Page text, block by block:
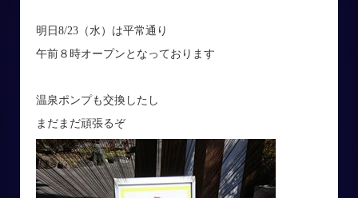
明日8/23（水）は平常通り
午前８時オープンとなっております
温泉ポンプも交換したし
まだまだ頑張るぞ